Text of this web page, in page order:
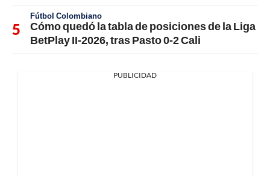
Fútbol Colombiano
Cómo quedó la tabla de posiciones de la Liga
BetPlay II-2026, tras Pasto 0-2 Cali
PUBLICIDAD